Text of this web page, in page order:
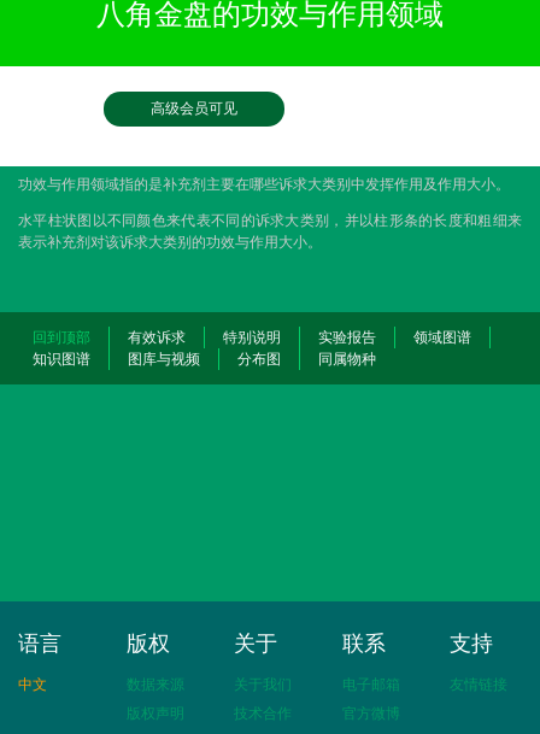
八角金盘的功效与作用领域
高级会员可见
功效与作用领域指的是补充剂主要在哪些诉求大类别中发挥作用及作用大小。
水平柱状图以不同颜色来代表不同的诉求大类别，并以柱形条的长度和粗细来
表示补充剂对该诉求大类别的功效与作用大小。
回到顶部 有效诉求 特别说明 实验报告
领域图谱
知识图谱
图库与视频 分布图 同属物种
语言
中文
版权
数据来源
版权声明
关于
关于我们
技术合作
联系
电子邮箱
官方微博
支持
友情链接